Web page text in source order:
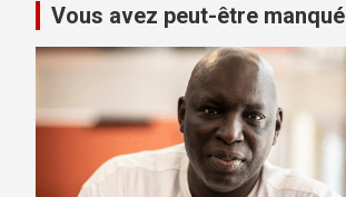
Vous avez peut-être manqué